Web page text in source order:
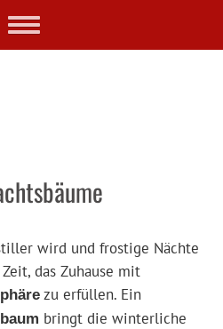
Toggle
wird und frostige Nächte
das Zuhause mit
zu erfüllen. Ein
bringt die winterliche